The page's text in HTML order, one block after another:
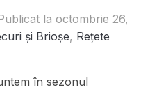
la octombrie 26,
și Brioșe, Rețete
în sezonul